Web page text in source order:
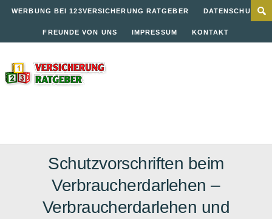
WERBUNG BEI 123VERSICHERUNG RATGEBER DATENSCHUTZ
FREUNDE VON UNS IMPRESSUM KONTAKT
Schutzvorschriften beim
Verbraucherdarlehen –
Verbraucherdarlehen und